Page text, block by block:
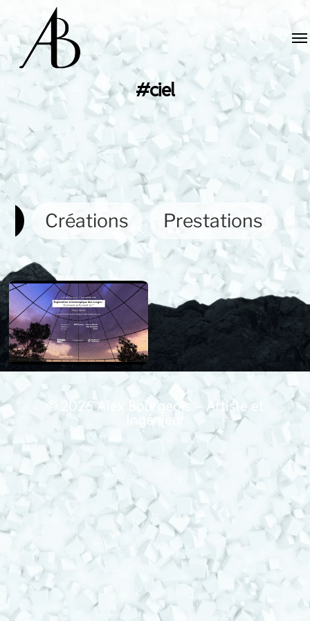
#ciel
Créations Prestations
© 2026Alex Bourgeois – Artiste et
Ingénieur
Thème par Anders Norén